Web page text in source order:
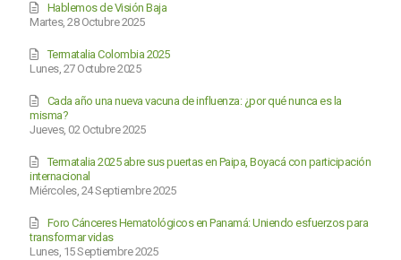
Martes, 28 Octubre 2025
Hablemos de Visión Baja
Lunes, 27 Octubre 2025
Termatalia Colombia 2025
Jueves, 02 Octubre 2025
Cada año una nueva vacuna de influenza: ¿por qué nunca es la
misma?
Miércoles, 24 Septiembre 2025
Termatalia 2025 abre sus puertas en Paipa, Boyacá con participación
internacional
Lunes, 15 Septiembre 2025
Foro Cánceres Hematológicos en Panamá: Uniendo esfuerzos para
transformar vidas